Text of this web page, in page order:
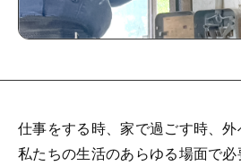
仕事をする時、家で過ごす時、
私たちの生活のあらゆる場面で必